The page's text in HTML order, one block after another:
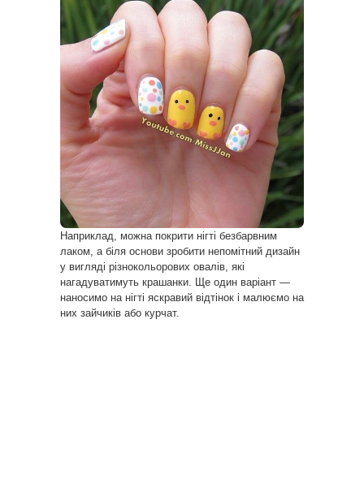
Наприклад, можна покрити нігті безбарвним
лаком, а біля основи зробити непомітний дизайн
у вигляді різнокольорових овалів, які
нагадуватимуть крашанки. Ще один варіант —
наносимо на нігті яскравий відтінок і малюємо на
них зайчиків або курчат.